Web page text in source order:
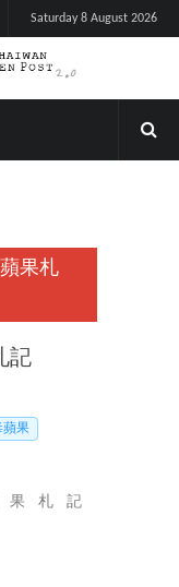
Saturday 8 August 2026
蘋果札
記
蘋果
札記